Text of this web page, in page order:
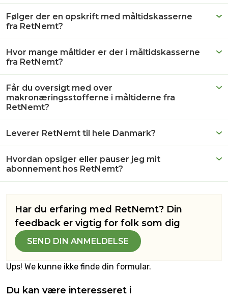
Følger der en opskrift med måltidskasserne
fra RetNemt?
Hvor mange måltider er der i måltidskasserne
fra RetNemt?
Får du oversigt med over
makronæringsstofferne i måltiderne fra
RetNemt?
Leverer RetNemt til hele Danmark?
Hvordan opsiger eller pauser jeg mit
abonnement hos RetNemt?
Har du erfaring med RetNemt? Din
feedback er vigtig for folk som dig
SEND DIN ANMELDELSE
Ups! We kunne ikke finde din formular.
Du kan være interesseret i